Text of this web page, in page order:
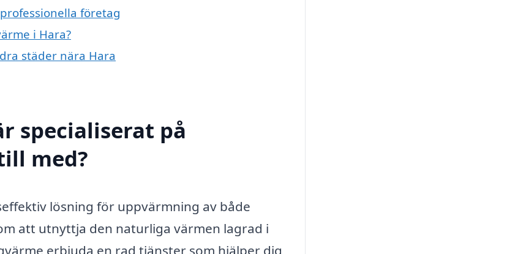
företag
i Hara?
städer nära Hara
specialiserat på
med?
lösning för uppvärmning av både
att utnyttja den naturliga värmen lagrad i
erbjuda en rad tjänster som hjälper dig